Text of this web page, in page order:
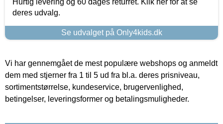
deres udvalg.
Se udvalget på Only4kids.dk
Vi har gennemgået de mest populære webshops og anmeldt
dem med stjerner fra 1 til 5 ud fra bl.a. deres prisniveau,
sortimentstørrelse, kundeservice, brugervenlighed,
betingelser, leveringsformer og betalingsmuligheder.